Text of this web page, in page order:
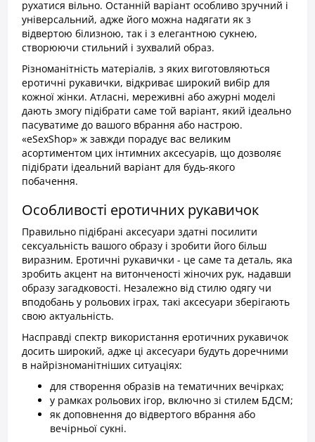
рухатися вільно. Останній варіант особливо зручний і
універсальний, адже його можна надягати як з
відвертою білизною, так і з елегантною сукнею,
створюючи стильний і зухвалий образ.
Різноманітність матеріалів, з яких виготовляються
еротичні рукавички, відкриває широкий вибір для
кожної жінки. Атласні, мереживні або ажурні моделі
дають змогу підібрати саме той варіант, який ідеально
пасуватиме до вашого вбрання або настрою.
«eSexShop» ж завжди порадує вас великим
асортиментом цих інтимних аксесуарів, що дозволяє
підібрати ідеальний варіант для будь-якого
побачення.
Особливості еротичних рукавичок
Правильно підібрані аксесуари здатні посилити
сексуальність вашого образу і зробити його більш
виразним. Еротичні рукавички - це саме та деталь, яка
зробить акцент на витонченості жіночих рук, надавши
образу загадковості. Незалежно від стилю одягу чи
вподобань у рольових іграх, такі аксесуари зберігають
свою актуальність.
Насправді спектр використання еротичних рукавичок
досить широкий, адже ці аксесуари будуть доречними
в найрізноманітніших ситуаціях:
для створення образів на тематичних вечірках;
у рамках рольових ігор, включно зі стилем БДСМ;
як доповнення до відвертого вбрання або
вечірньої сукні.